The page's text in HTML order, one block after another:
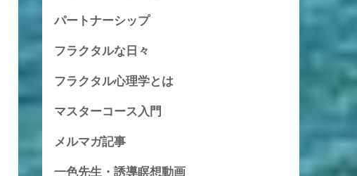
パートナーシップ
フラクタルな日々
フラクタル心理学とは
マスターコース入門
メルマガ記事
一色先生・誘導瞑想動画